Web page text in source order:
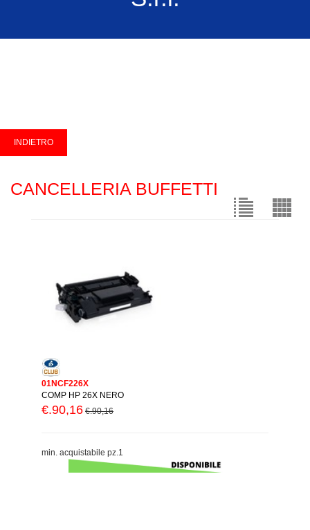
CANCELLERIA BUFFETTI
01NCF226X
COMP HP 26X NERO
€.90,16 €.90,16
min. acquistabile pz.1